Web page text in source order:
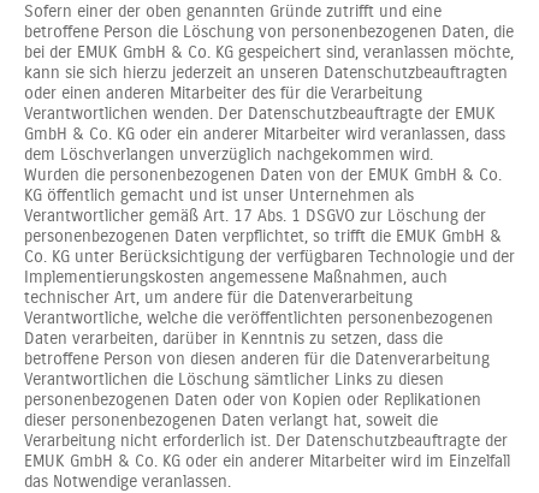
Sofern einer der oben genannten Gründe zutrifft und eine
betroffene Person die Löschung von personenbezogenen Daten, die
bei der EMUK GmbH & Co. KG gespeichert sind, veranlassen möchte,
kann sie sich hierzu jederzeit an unseren Datenschutzbeauftragten
oder einen anderen Mitarbeiter des für die Verarbeitung
Verantwortlichen wenden. Der Datenschutzbeauftragte der EMUK
GmbH & Co. KG oder ein anderer Mitarbeiter wird veranlassen, dass
dem Löschverlangen unverzüglich nachgekommen wird.
Wurden die personenbezogenen Daten von der EMUK GmbH & Co.
KG öffentlich gemacht und ist unser Unternehmen als
Verantwortlicher gemäß Art. 17 Abs. 1 DSGVO zur Löschung der
personenbezogenen Daten verpflichtet, so trifft die EMUK GmbH &
Co. KG unter Berücksichtigung der verfügbaren Technologie und der
Implementierungskosten angemessene Maßnahmen, auch
technischer Art, um andere für die Datenverarbeitung
Verantwortliche, welche die veröffentlichten personenbezogenen
Daten verarbeiten, darüber in Kenntnis zu setzen, dass die
betroffene Person von diesen anderen für die Datenverarbeitung
Verantwortlichen die Löschung sämtlicher Links zu diesen
personenbezogenen Daten oder von Kopien oder Replikationen
dieser personenbezogenen Daten verlangt hat, soweit die
Verarbeitung nicht erforderlich ist. Der Datenschutzbeauftragte der
EMUK GmbH & Co. KG oder ein anderer Mitarbeiter wird im Einzelfall
das Notwendige veranlassen.